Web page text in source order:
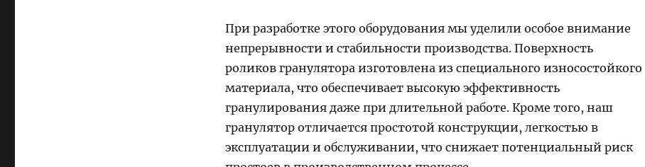
При разработке этого оборудования мы уделили особое внимание
непрерывности и стабильности производства. Поверхность
роликов гранулятора изготовлена из специального износостойкого
материала, что обеспечивает высокую эффективность
гранулирования даже при длительной работе. Кроме того, наш
гранулятор отличается простотой конструкции, легкостью в
эксплуатации и обслуживании, что снижает потенциальный риск